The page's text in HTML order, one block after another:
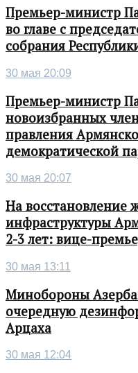
Премьер-министр
во главе с
собрания
30 мая 20:09
Премьер-министр
новоизбранных
правления
демократической
30 мая 20:07
На восстановление
инфраструктуры
2-3 лет: вице-
30 мая 13:11
Минобороны
очередную
Арцаха
30 мая 12:04